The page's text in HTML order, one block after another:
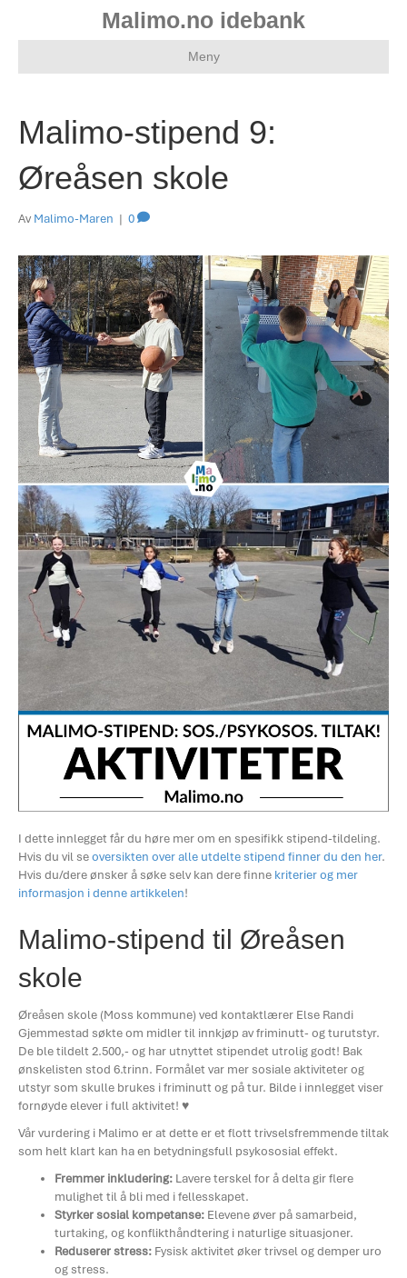
Malimo.no idebank
Meny
Malimo-stipend 9:
Øreåsen skole
Av Malimo-Maren | 0
I dette innlegget får du høre mer om en spesifikk stipend-tildeling.
Hvis du vil seoversikten over alle utdelte stipend finner du den her.
Hvis du/dere ønsker å søke selv kan dere finne kriterier og mer
informasjon i denne artikkelen!
Malimo-stipend til Øreåsen
skole
Øreåsen skole (Moss kommune) ved kontaktlærer Else Randi
Gjemmestad søkte om midler til innkjøp av friminutt- og turutstyr.
De ble tildelt 2.500,- og har utnyttet stipendet utrolig godt! Bak
ønskelisten stod 6.trinn. Formålet var mer sosiale aktiviteter og
utstyr som skulle brukes i friminutt og på tur. Bilde i innlegget viser
fornøyde elever i full aktivitet! ♥
Vår vurdering i Malimo er at dette er et flott trivselsfremmende tiltak
som helt klart kan ha en betydningsfull psykososial effekt.
Fremmer inkludering: Lavere terskel for å delta gir flere
mulighet til å bli med i fellesskapet.
Styrker sosial kompetanse: Elevene øver på samarbeid,
turtaking, og konflikthåndtering i naturlige situasjoner.
Reduserer stress: Fysisk aktivitet øker trivsel og demper uro
og stress.